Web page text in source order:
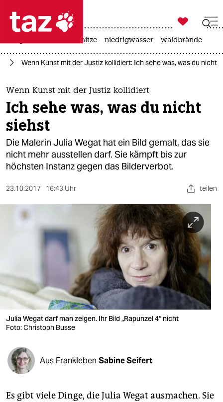
 taz zahl ich
taz zahl ich
themen
politik
öko
gesellschaft
sport
berlin
verlag
verlag
veranstaltungen
shop
fragen & hilfe
unterstützen

taz zahl ich
hitze niedrigwasser waldbrände
Wenn Kunst mit der Justiz kollidiert: Ich sehe was, was du nicht
Wenn Kunst mit der Justiz kollidiert
Ich sehe was, was du nicht
siehst
Die Malerin Julia Wegat hat ein Bild gemalt, das sie
nicht mehr ausstellen darf. Sie kämpft bis zur
höchsten Instanz gegen das Bilderverbot.
23.10.2017 16:43 Uhr teilen
Julia Wegat darf man zeigen. Ihr Bild „Rapunzel 4“ nicht
Foto: Christoph Busse
Aus Frankleben Sabine Seifert
Es gibt viele Dinge, die Julia Wegat ausmachen. Sie